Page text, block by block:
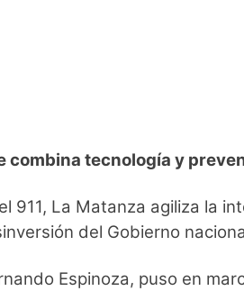
combina tecnología y
La Matanza agiliza la
del Gobierno
Espinoza, puso en